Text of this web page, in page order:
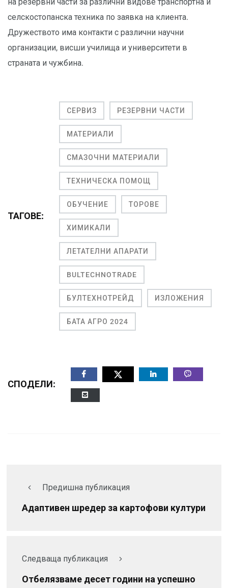
селскостопанска техника по заявка на клиента.
Дружеството има контакти с различни научни
организации, висши училища и университети в
страната и чужбина.
ТАГОВЕ:
СЕРВИЗ РЕЗЕРВНИ ЧАСТИ
МАТЕРИАЛИ
СМАЗОЧНИ МАТЕРИАЛИ
ТЕХНИЧЕСКА ПОМОЩ
ОБУЧЕНИЕ ТОРОВЕ
ХИМИКАЛИ
ЛЕТАТЕЛНИ АПАРАТИ
BULTECHNOTRADE
БУЛТЕХНОТРЕЙД ИЗЛОЖЕНИЯ
БАТА АГРО 2024
СПОДЕЛИ:
Предишна публикация
Адаптивен шредер за картофови култури
Следваща публикация
Отбелязваме десет години на успешно